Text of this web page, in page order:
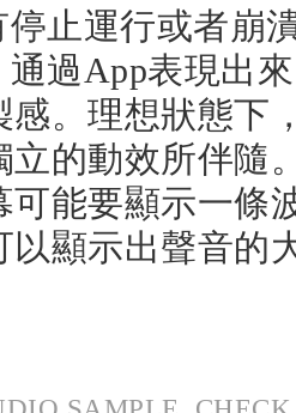
停止運行或者崩
通過App表現出
感。理想狀態下
立的動效所伴隨
可能要顯示一條
以顯示出聲音的